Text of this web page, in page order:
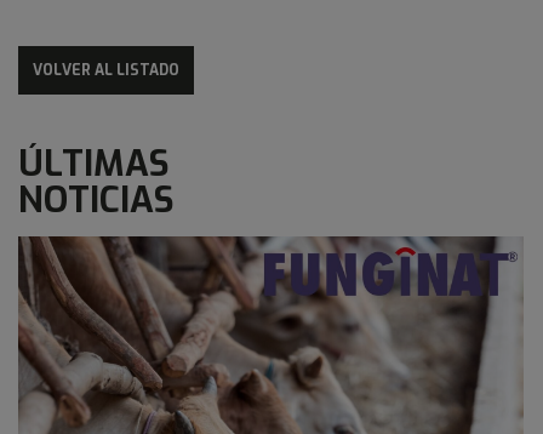
VOLVER AL LISTADO
ÚLTIMAS
NOTICIAS